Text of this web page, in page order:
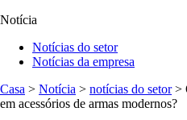
Notícia
Notícias do setor
Notícias da empresa
Casa > Notícia > notícias do setor>
em acessórios de armas modernos?